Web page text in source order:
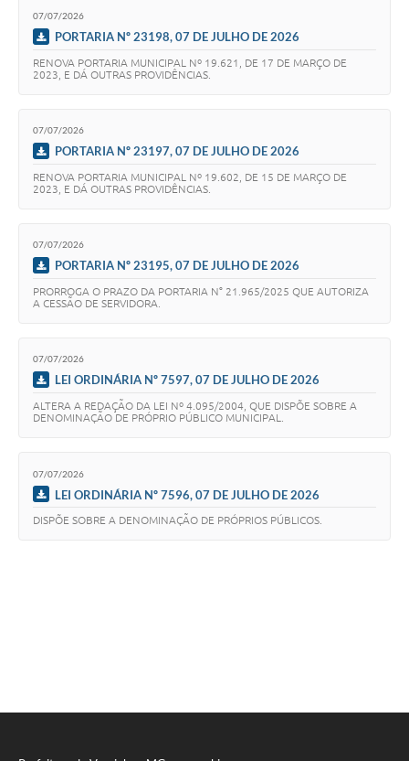
07/07/2026
PORTARIA Nº 23198, 07 DE JULHO DE 2026
RENOVA PORTARIA MUNICIPAL Nº 19.621, DE 17 DE MARÇO DE
2023, E DÁ OUTRAS PROVIDÊNCIAS.
07/07/2026
PORTARIA Nº 23197, 07 DE JULHO DE 2026
RENOVA PORTARIA MUNICIPAL Nº 19.602, DE 15 DE MARÇO DE
2023, E DÁ OUTRAS PROVIDÊNCIAS.
07/07/2026
PORTARIA Nº 23195, 07 DE JULHO DE 2026
PRORROGA O PRAZO DA PORTARIA N° 21.965/2025 QUE AUTORIZA
A CESSÃO DE SERVIDORA.
07/07/2026
LEI ORDINÁRIA Nº 7597, 07 DE JULHO DE 2026
ALTERA A REDAÇÃO DA LEI Nº 4.095/2004, QUE DISPÕE SOBRE A
DENOMINAÇÃO DE PRÓPRIO PÚBLICO MUNICIPAL.
07/07/2026
LEI ORDINÁRIA Nº 7596, 07 DE JULHO DE 2026
DISPÕE SOBRE A DENOMINAÇÃO DE PRÓPRIOS PÚBLICOS.